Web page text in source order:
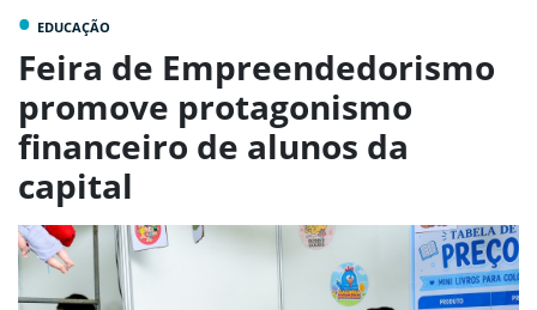
• EDUCAÇÃO
Feira de Empreendedorismo
promove protagonismo
financeiro de alunos da
capital